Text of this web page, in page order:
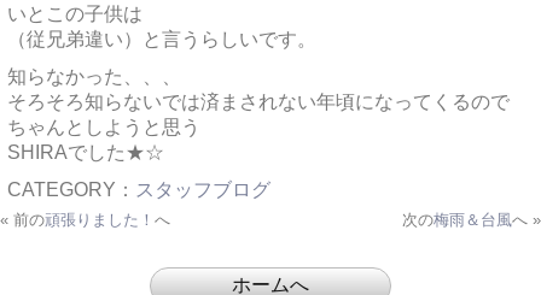
いとこの子供は
（従兄弟違い）と言うらしいです。
知らなかった、、、
そろそろ知らないでは済まされない年頃になってくるので
ちゃんとしようと思う
SHIRAでした★☆
CATEGORY： スタッフブログ
« 前の頑張りました！ へ 次の梅雨＆台風へ »